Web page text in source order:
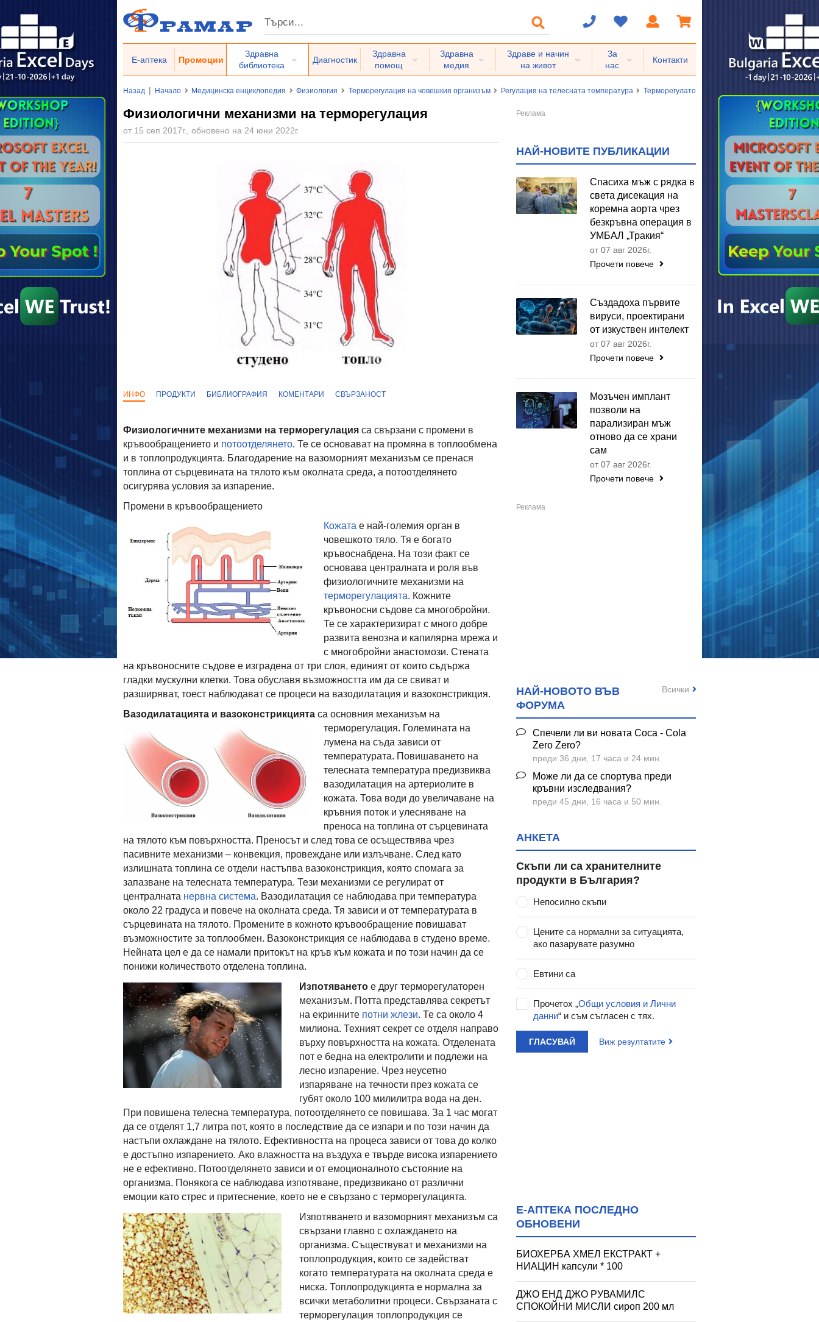
Е-аптека Промоции
Здравна
библиотека
Диагностик
Здравна
помощ
Здравна
медия
Здраве и начин
на живот
За
нас
Контакти
Назад | Начало Медицинска енциклопедия Физиология Терморегулация на човешкия организъм Регулация на телесната температура Терморегулаторни механизми
Физиологични механизми на терморегулация
от 15 сеп 2017г., обновено на 24 юни 2022г.
ИНФО ПРОДУКТИ БИБЛИОГРАФИЯ КОМЕНТАРИ СВЪРЗАНОСТ
Физиологичните механизми на терморегулация са свързани с промени в
кръвообращението и потоотделянето. Те се основават на промяна в топлообмена
и в топлопродукцията. Благодарение на вазоморният механизъм се пренася
топлина от сърцевината на тялото към околната среда, а потоотделянето
осигурява условия за изпарение.
Промени в кръвообращението
Кожата е най-големия орган в
човешкото тяло. Тя е богато
кръвоснабдена. На този факт се
основава централната и роля във
физиологичните механизми на
терморегулацията. Кожните
кръвоносни съдове са многобройни.
Те се характеризират с много добре
развита венозна и капилярна мрежа и
с многобройни анастомози. Стената
на кръвоносните съдове е изградена от три слоя, единият от които съдържа
гладки мускулни клетки. Това обуславя възможността им да се свиват и
разширяват, тоест наблюдават се процеси на вазодилатация и вазоконстрикция.
Вазодилатацията и вазоконстрикцията са основния механизъм на
терморегулация. Големината на
лумена на съда зависи от
температурата. Повишаването на
телесната температура предизвиква
вазодилатация на артериолите в
кожата. Това води до увеличаване на
кръвния поток и улесняване на
преноса на топлина от сърцевината
на тялото към повърхността. Преносът и след това се осъществява чрез
пасивните механизми – конвекция, провеждане или излъчване. След като
излишната топлина се отдели настъпва вазоконстрикция, която спомага за
запазване на телесната температура. Тези механизми се регулират от
централната нервна система. Вазодилатация се наблюдава при температура
около 22 градуса и повече на околната среда. Тя зависи и от температурата в
сърцевината на тялото. Промените в кожното кръвообращение повишават
възможностите за топлообмен. Вазоконстрикция се наблюдава в студено време.
Нейната цел е да се намали притокът на кръв към кожата и по този начин да се
понижи количеството отделена топлина.
Изпотяванетое друг терморегулаторен
механизъм. Потта представлява секретът
на екринните потни жлези. Те са около 4
милиона. Техният секрет се отделя направо
върху повърхността на кожата. Отделената
пот е бедна на електролити и подлежи на
лесно изпарение. Чрез неусетно
изпаряване на течности през кожата се
губят около 100 милилитра вода на ден.
При повишена телесна температура, потоотделянето се повишава. За 1 час могат
да се отделят 1,7 литра пот, която в последствие да се изпари и по този начин да
настъпи охлаждане на тялото. Ефективността на процеса зависи от това до колко
е достъпно изпарението. Ако влажността на въздуха е твърде висока изпарението
не е ефективно. Потоотделянето зависи и от емоционалното състояние на
организма. Понякога се наблюдава изпотяване, предизвикано от различни
емоции като стрес и притеснение, което не е свързано с терморегулацията.
Изпотяването и вазоморният механизъм са
свързани главно с охлаждането на
организма. Съществуват и механизми на
топлопродукция, които се задействат
когато температурата на околната среда е
ниска. Топлопродукцията е нормална за
всички метаболитни процеси. Свързаната с
терморегулация топлопродукция се
НАЙ-НОВИТЕ ПУБЛИКАЦИИ
Спасиха мъж с рядка в
света дисекация на
коремна аорта чрез
безкръвна операция в
УМБАЛ „Тракия“
от 07 авг 2026г.
Прочети повече
Създадоха първите
вируси, проектирани
от изкуствен интелект
от 07 авг 2026г.
Прочети повече
Мозъчен имплант
позволи на
парализиран мъж
отново да се храни
сам
от 07 авг 2026г.
Прочети повече
НАЙ-НОВОТО ВЪВ
ФОРУМА
Спечели ли ви новата Coca - Cola
Zero Zero?
преди 36 дни, 17 часа и 24 мин.
Може ли да се спортува преди
кръвни изследвания?
преди 45 дни, 16 часа и 50 мин.
Всички
АНКЕТА
Скъпи ли са хранителните
продукти в България?
Непосилно скъпи
Цените са нормални за ситуацията,
ако пазарувате разумно
Евтини са
Прочетох „Общи условия и Лични
данни“ и съм съгласен с тях.
ГЛАСУВАЙ Виж резултатите
Е-АПТЕКА ПОСЛЕДНО
ОБНОВЕНИ
БИОХЕРБА ХМЕЛ ЕКСТРАКТ +
НИАЦИН капсули * 100
ДЖО ЕНД ДЖО РУВАМИЛС
СПОКОЙНИ МИСЛИ сироп 200 мл